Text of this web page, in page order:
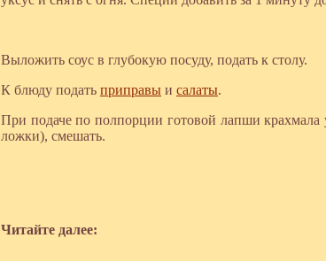
Выложить соус в глубокую посуду, подать к столу.
К блюду подать приправы и салаты.
При подаче по полпорции готовой лапши крахмала
ложки), смешать.
Читайте далее: